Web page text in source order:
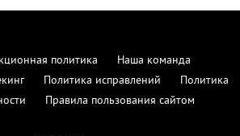
политика
Наша команда
Политика исправлений
Политика
Правила пользования сайтом